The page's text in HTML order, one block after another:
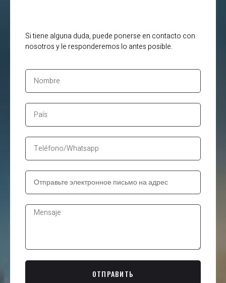
Si tiene alguna duda, puede ponerse en contacto con
nosotros y le responderemos lo antes posible.
ОТПРАВИТЬ